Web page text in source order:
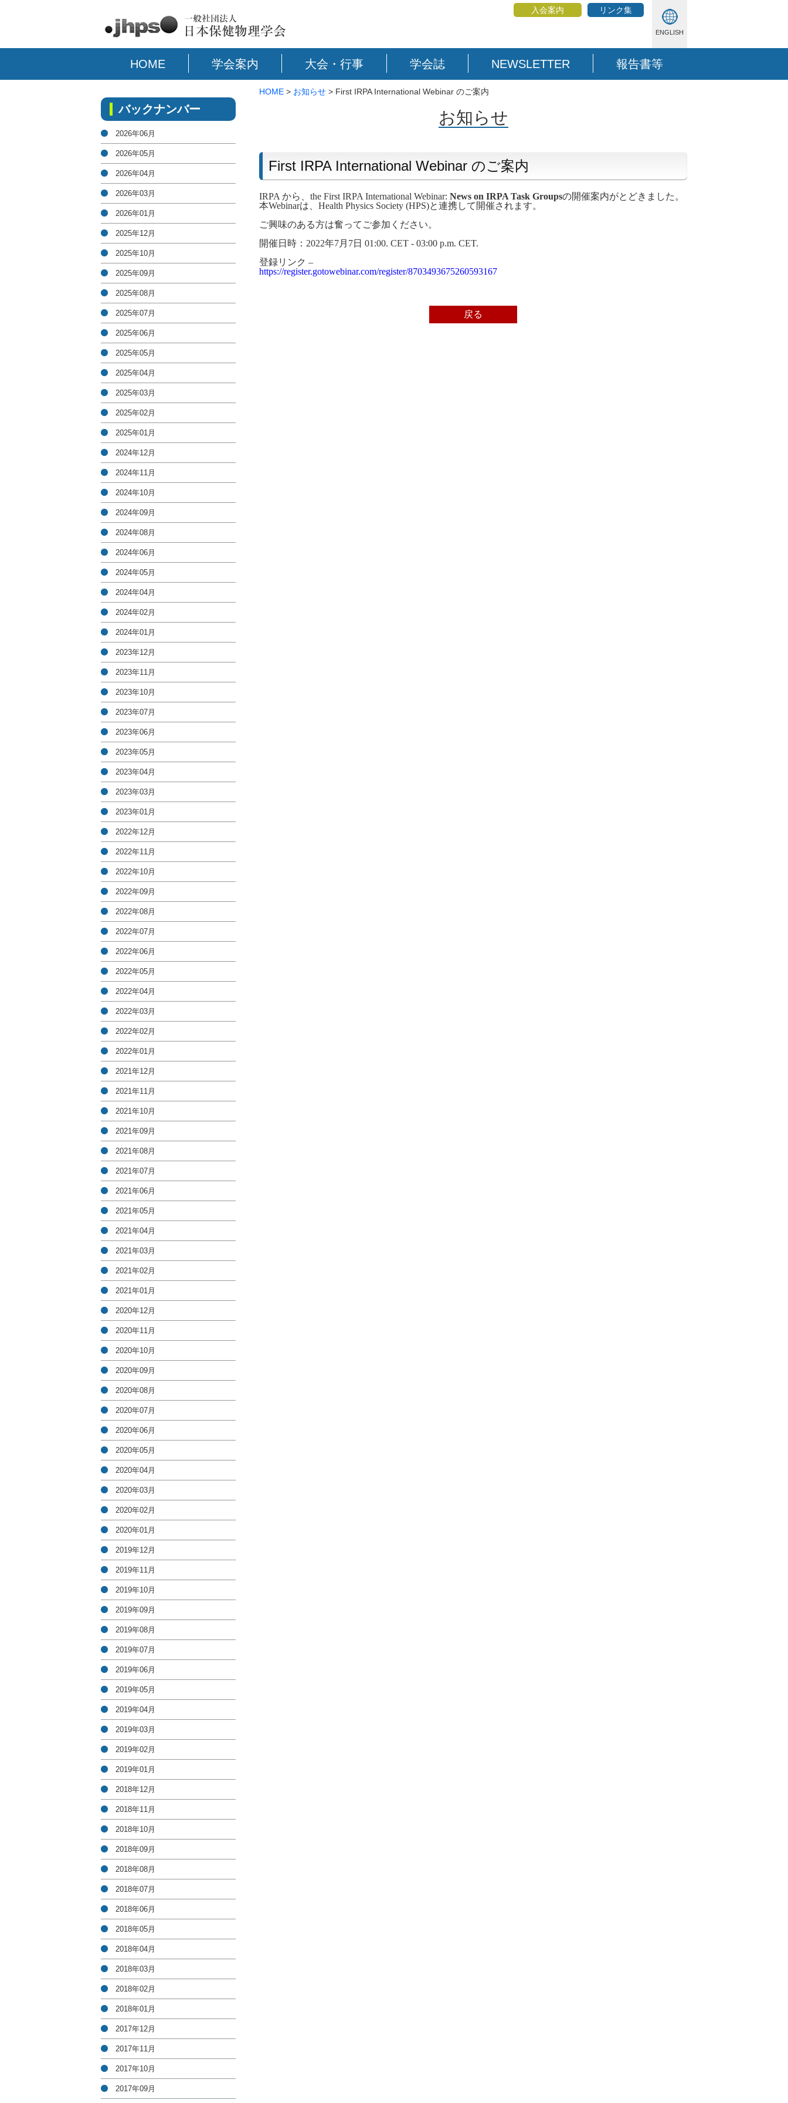
ENGLISH
入会案内 リンク集
HOME 学会案内 大会・行事 学会誌 NEWSLETTER 報告書等
HOME > お知らせ > First IRPA International Webinar のご案内
お知らせ
First IRPA International Webinar のご案内
IRPA から、the First IRPA International Webinar: News on IRPA Task Groupsの開催案内がとどきました。
本Webinarは、 Health Physics Society (HPS)と連携して開催されます。
ご興味のある方は奮ってご参加ください。
開催日時：2022年7月7日 01:00. CET - 03:00 p.m. CET.
登録リンク –
https://register.gotowebinar.com/register/8703493675260593167
戻る
バックナンバー
2026年06月
2026年05月
2026年04月
2026年03月
2026年01月
2025年12月
2025年10月
2025年09月
2025年08月
2025年07月
2025年06月
2025年05月
2025年04月
2025年03月
2025年02月
2025年01月
2024年12月
2024年11月
2024年10月
2024年09月
2024年08月
2024年06月
2024年05月
2024年04月
2024年02月
2024年01月
2023年12月
2023年11月
2023年10月
2023年07月
2023年06月
2023年05月
2023年04月
2023年03月
2023年01月
2022年12月
2022年11月
2022年10月
2022年09月
2022年08月
2022年07月
2022年06月
2022年05月
2022年04月
2022年03月
2022年02月
2022年01月
2021年12月
2021年11月
2021年10月
2021年09月
2021年08月
2021年07月
2021年06月
2021年05月
2021年04月
2021年03月
2021年02月
2021年01月
2020年12月
2020年11月
2020年10月
2020年09月
2020年08月
2020年07月
2020年06月
2020年05月
2020年04月
2020年03月
2020年02月
2020年01月
2019年12月
2019年11月
2019年10月
2019年09月
2019年08月
2019年07月
2019年06月
2019年05月
2019年04月
2019年03月
2019年02月
2019年01月
2018年12月
2018年11月
2018年10月
2018年09月
2018年08月
2018年07月
2018年06月
2018年05月
2018年04月
2018年03月
2018年02月
2018年01月
2017年12月
2017年11月
2017年10月
2017年09月